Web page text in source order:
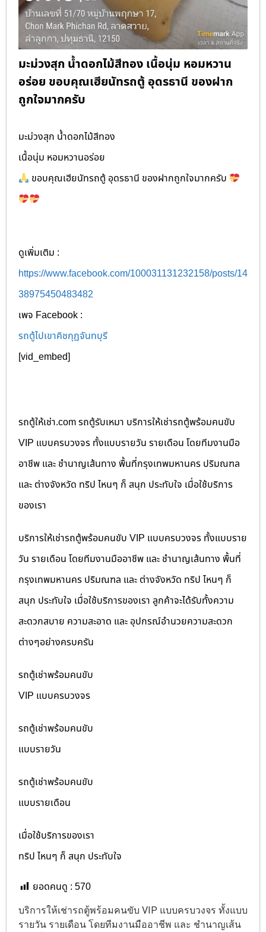
มะม่วงสุก น้ำดอกไม้สีทอง เนื้อนุ่ม หอมหวาน
อร่อย ขอบคุณเฮียนัทรถตู้ อุดรธานี ของฝาก
ถูกใจมากครับ
มะม่วงสุก น้ำดอกไม้สีทอง
เนื้อนุ่ม หอมหวานอร่อย
ขอบคุณเฮียนัทรถตู้ อุดรธานี ของฝากถูกใจมากครับ
ดูเพิ่มเติม :
https://www.facebook.com/100031131232158/posts/14
38975450483482
เพจ Facebook :
รถตู้ไปเขาคิชกุฏจันทบุรี
[vid_embed]
รถตู้ให้เช่า.com รถตู้รับเหมา บริการให้เช่ารถตู้พร้อมคนขับ
VIP แบบครบวงจร ทั้งแบบรายวัน รายเดือน โดยทีมงานมือ
อาชีพ และ ชำนาญเส้นทาง พื้นที่กรุงเทพมหานคร ปริมณฑล
และ ต่างจังหวัด ทริป ไหนๆ ก็ สนุก ประทับใจ เมื่อใช้บริการ
ของเรา
บริการให้เช่ารถตู้พร้อมคนขับ VIP แบบครบวงจร ทั้งแบบราย
วัน รายเดือน โดยทีมงานมืออาชีพ และ ชำนาญเส้นทาง พื้นที่
กรุงเทพมหานคร ปริมณฑล และ ต่างจังหวัด ทริป ไหนๆ ก็
สนุก ประทับใจ เมื่อใช้บริการของเรา ลูกค้าจะได้รับทั้งความ
สะดวกสบาย ความสะอาด และ อุปกรณ์อำนวยความสะดวก
ต่างๆอย่างครบครัน
รถตู้เช่าพร้อมคนขับ
VIP แบบครบวงจร
รถตู้เช่าพร้อมคนขับ
แบบรายวัน
รถตู้เช่าพร้อมคนขับ
แบบรายเดือน
เมื่อใช้บริการของเรา
ทริป ไหนๆ ก็ สนุก ประทับใจ
ยอดคนดู : 570
บริการให้เช่ารถตู้พร้อมคนขับ VIP แบบครบวงจร ทั้งแบบ
รายวัน รายเดือน โดยทีมงานมืออาชีพ และ ชำนาญเส้น